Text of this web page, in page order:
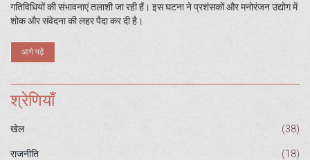
गतिविधियों की संभावनाएं तलाशी जा रही हैं। इस घटना ने प्रशंसकों और मनोरंजन उद्योग में
शोक और संवेदना की लहर पैदा कर दी है।
आगे पढ़ें
श्रेणियाँ
खेल (38)
राजनीति (18)